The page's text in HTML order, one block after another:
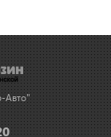
Авто"